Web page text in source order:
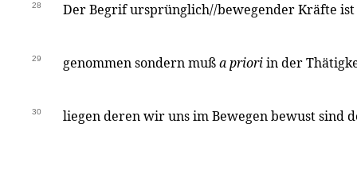
28 Der Begrif ursprünglich//bewegender Kräfte
29 genommen sondern mußa prioriin der
30 liegen deren wir uns im Bewegen bewust sind